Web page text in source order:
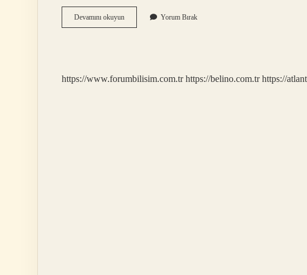
Devamını okuyunDisleksi
Olan
Yorum Bırak
https://www.forumbilisim.com.tr https://belino.com.tr https://